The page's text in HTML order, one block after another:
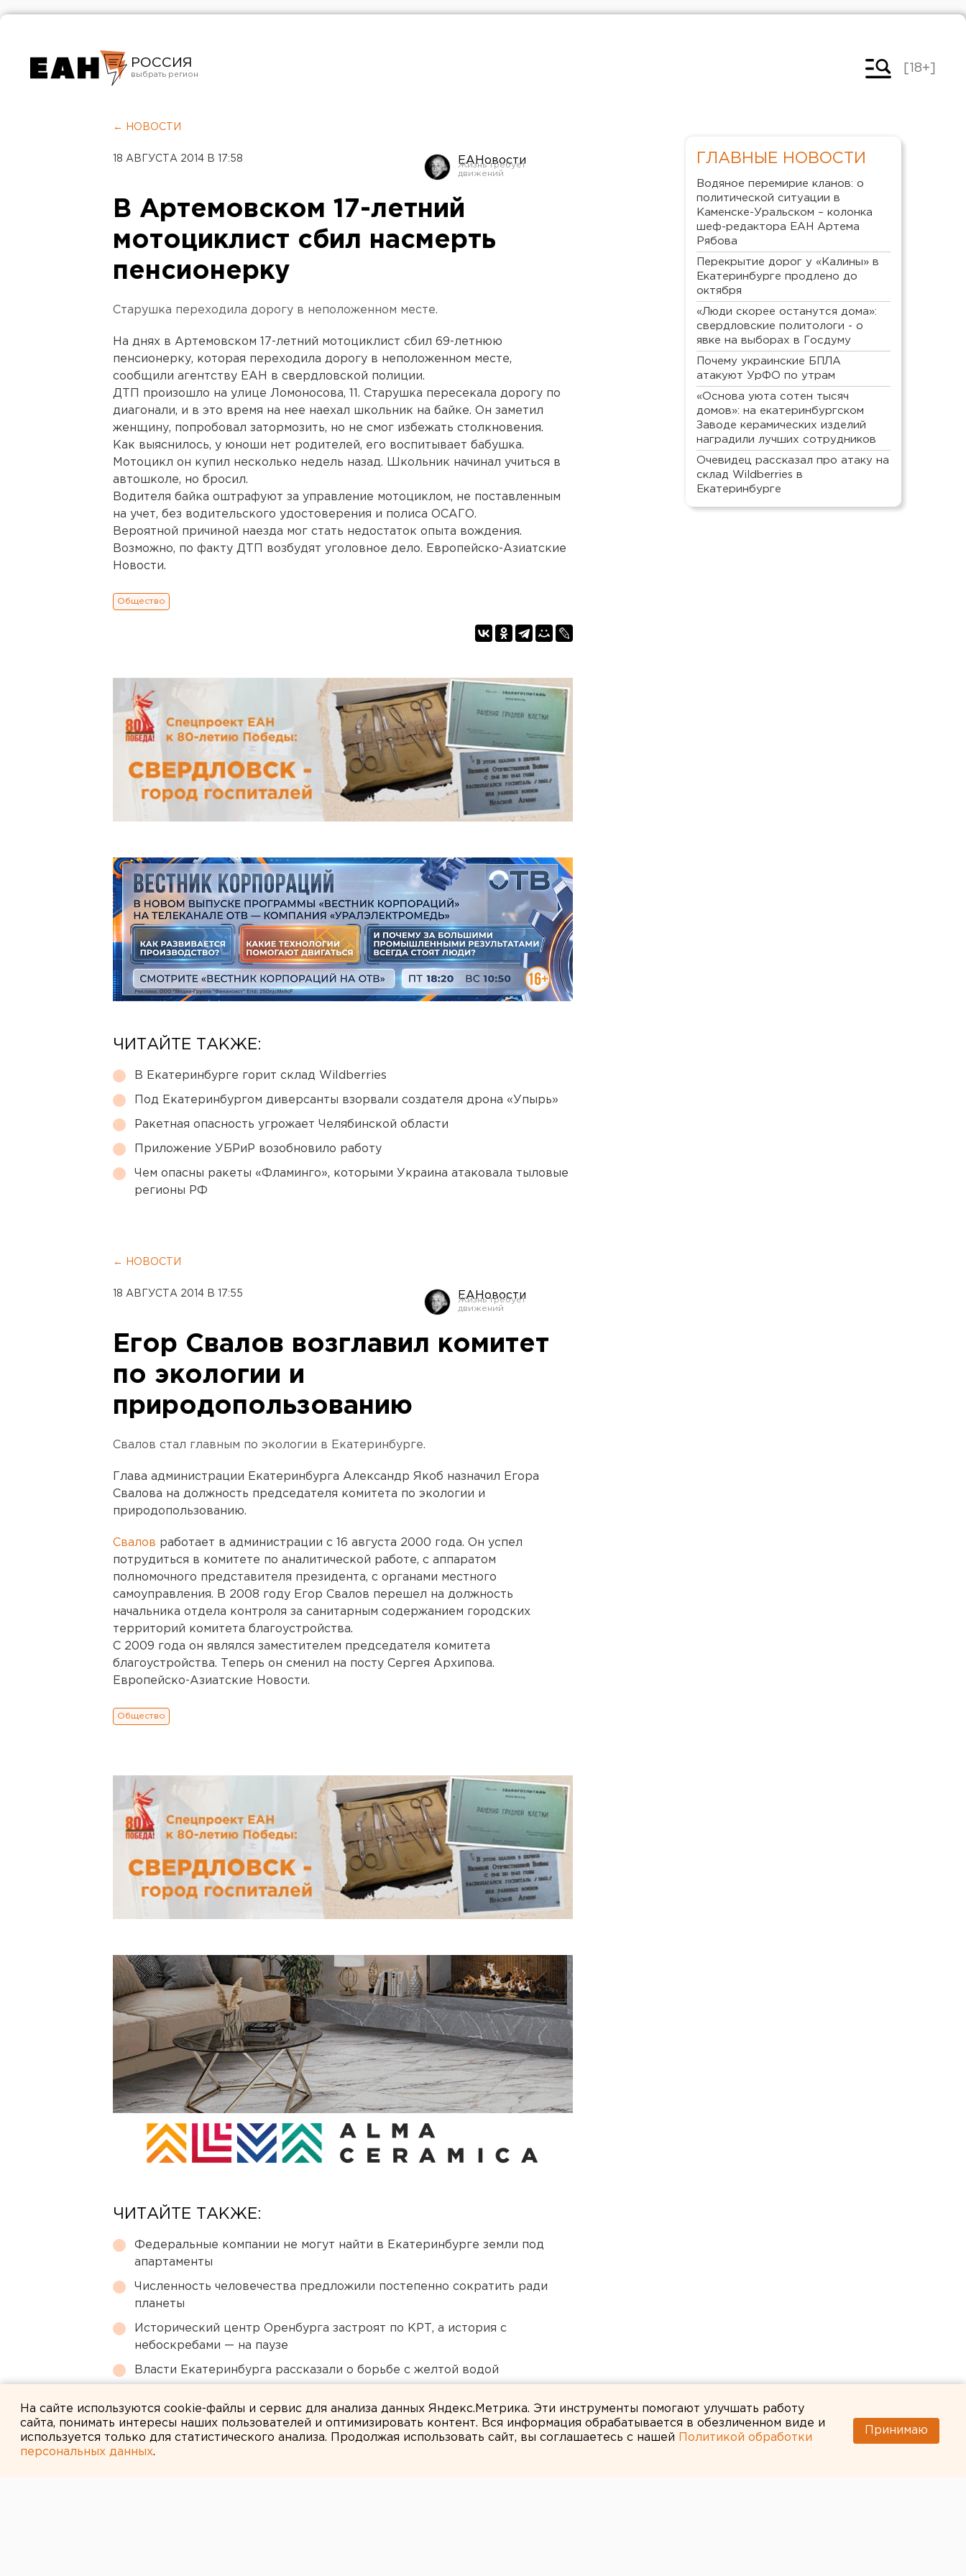
РОССИЯ
Челябинск
[18+]
← НОВОСТИ
18 АВГУСТА 2014 В 17:58 ЕАНовости
В Артемовском 17-летний
мотоциклист сбил насмерть
пенсионерку
Старушка переходила дорогу в неположенном месте.
На днях в Артемовском 17-летний мотоциклист сбил 69-летнюю
пенсионерку, которая переходила дорогу в неположенном месте,
сообщили агентству ЕАН в свердловской полиции.
ДТП произошло на улице Ломоносова, 11. Старушка пересекала дорогу по
диагонали, и в это время на нее наехал школьник на байке. Он заметил
женщину, попробовал затормозить, но не смог избежать столкновения.
Как выяснилось, у юноши нет родителей, его воспитывает бабушка.
Мотоцикл он купил несколько недель назад. Школьник начинал учиться в
автошколе, но бросил.
Водителя байка оштрафуют за управление мотоциклом, не поставленным
на учет, без водительского удостоверения и полиса ОСАГО.
Вероятной причиной наезда мог стать недостаток опыта вождения.
Возможно, по факту ДТП возбудят уголовное дело. Европейско-Азиатские
Новости.
Общество
ЧИТАЙТЕ ТАКЖЕ:
В Екатеринбурге горит склад Wildberries
Под Екатеринбургом диверсанты взорвали создателя дрона «Упырь»
Ракетная опасность угрожает Челябинской области
Приложение УБРиР возобновило работу
Чем опасны ракеты «Фламинго», которыми Украина атаковала тыловые
регионы РФ
← НОВОСТИ
18 АВГУСТА 2014 В 17:55 ЕАНовости
Егор Свалов возглавил комитет
по экологии и
природопользованию
Свалов стал главным по экологии в Екатеринбурге.
Глава администрации Екатеринбурга Александр Якоб назначил Егора
Свалова на должность председателя комитета по экологии и
природопользованию.
Свалов работает в администрации с 16 августа 2000 года. Он успел
потрудиться в комитете по аналитической работе, с аппаратом
полномочного представителя президента, с органами местного
самоуправления. В 2008 году Егор Свалов перешел на должность
начальника отдела контроля за санитарным содержанием городских
территорий комитета благоустройства.
С 2009 года он являлся заместителем председателя комитета
благоустройства. Теперь он сменил на посту Сергея Архипова.
Европейско-Азиатские Новости.
Общество
ЧИТАЙТЕ ТАКЖЕ:
Федеральные компании не могут найти в Екатеринбурге земли под
апартаменты
Численность человечества предложили постепенно сократить ради
планеты
Исторический центр Оренбурга застроят по КРТ, а история с
небоскребами — на паузе
Власти Екатеринбурга рассказали о борьбе с желтой водой
ГЛАВНЫЕ НОВОСТИ
Водяное перемирие кланов: о
политической ситуации в
Каменске-Уральском – колонка
шеф-редактора ЕАН Артема
Рябова
Перекрытие дорог у «Калины» в
Екатеринбурге продлено до
октября
«Люди скорее останутся дома»:
свердловские политологи - о
явке на выборах в Госдуму
Почему украинские БПЛА
атакуют УрФО по утрам
«Основа уюта сотен тысяч
домов»: на екатеринбургском
Заводе керамических изделий
наградили лучших сотрудников
Очевидец рассказал про атаку на
склад Wildberries в
Екатеринбурге
На сайте используются cookie-файлы и сервис для анализа данных Яндекс.Метрика. Эти инструменты помогают улучшать работу
сайта, понимать интересы наших пользователей и оптимизировать контент. Вся информация обрабатывается в обезличенном виде и
используется только для статистического анализа. Продолжая использовать сайт, вы соглашаетесь с нашей
Политикой обработки
персональных данных.
Принимаю